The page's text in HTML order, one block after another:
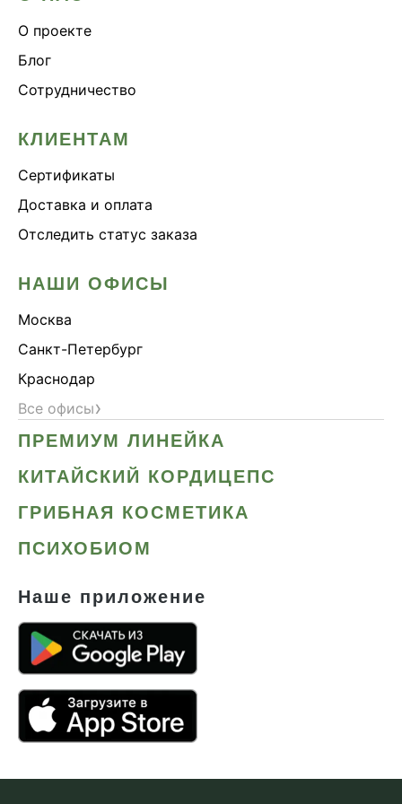
О проекте
Блог
Сотрудничество
КЛИЕНТАМ
Сертификаты
Доставка и оплата
Отследить статус заказа
НАШИ ОФИСЫ
Москва
Санкт-Петербург
Краснодар
Все офисы›
ПРЕМИУМ ЛИНЕЙКА
КИТАЙСКИЙ КОРДИЦЕПС
ГРИБНАЯ КОСМЕТИКА
ПСИХОБИОМ
Наше приложение